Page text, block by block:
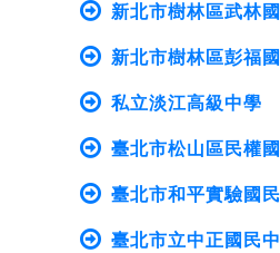
新北市樹林區武林
新北市樹林區彭福
私立淡江高級中學
臺北市松山區民權
臺北市和平實驗國
臺北市立中正國民